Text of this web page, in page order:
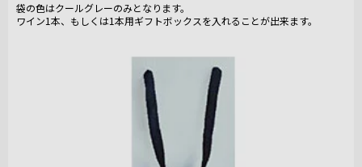
袋の色はクールグレーのみとなります。
ワイン1本、もしくは1本用ギフトボックスを入れることが出来ます。